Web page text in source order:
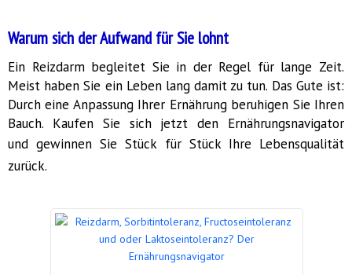
Warum sich der Aufwand für Sie lohnt
Ein Reizdarm begleitet Sie in der Regel für lange Zeit.
Meist haben Sie ein Leben lang damit zu tun. Das Gute ist:
Durch eine Anpassung Ihrer Ernährung beruhigen Sie Ihren
Bauch. Kaufen Sie sich jetzt den Ernährungsnavigator
undgewinnen Sie Stück für Stück Ihre Lebensqualität
zurück.